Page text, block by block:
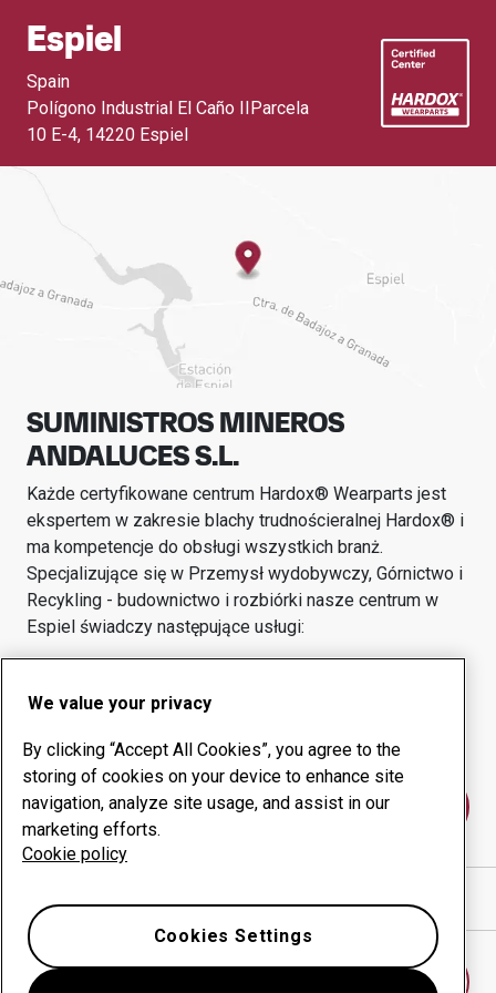
Espiel
Spain
Polígono Industrial El Caño IIParcela
10 E-4, 14220 Espiel
SUMINISTROS MINEROS
ANDALUCES S.L.
Każde certyfikowane centrum Hardox® Wearparts jest
ekspertem w zakresie blachy trudnościeralnej Hardox® i
ma kompetencje do obsługi wszystkich branż.
Specjalizujące się w Przemysł wydobywczy, Górnictwo i
Recykling - budownictwo i rozbiórki nasze centrum w
Espiel świadczy następujące usługi:
Zarządzanie czasem
sprawności urządzeń
Skontaktuj się z nami
We value your privacy
By clicking “Accept All Cookies”, you agree to the
storing of cookies on your device to enhance site
navigation, analyze site usage, and assist in our
marketing efforts.
Cookie policy
Cookies Settings